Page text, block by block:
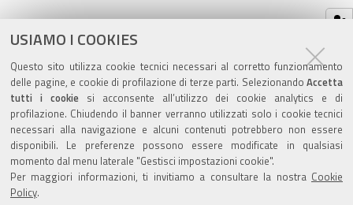
USIAMO I COOKIES
Questo sito utilizza cookie tecnici necessari al corretto funzionamento
delle pagine, e cookie di profilazione di terze parti. Selezionando Accetta
tutti i cookiesi acconsente all’utilizzo dei cookie analytics e di
profilazione. Chiudendo il banner verranno utilizzati solo i cookie tecnici
necessari alla navigazione e alcuni contenuti potrebbero non essere
disponibili. Le preferenze possono essere modificate in qualsiasi
momento dal menu laterale "Gestisci impostazioni cookie".
Per maggiori informazioni, ti invitiamo a consultare la nostra Cookie
Policy.
Valuta questo sito
Sito istituzionale Comune di Zola Predosa